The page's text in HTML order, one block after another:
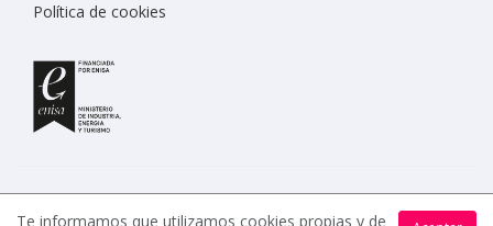
Política de cookies
Te informamos que utilizamos cookies propias y de